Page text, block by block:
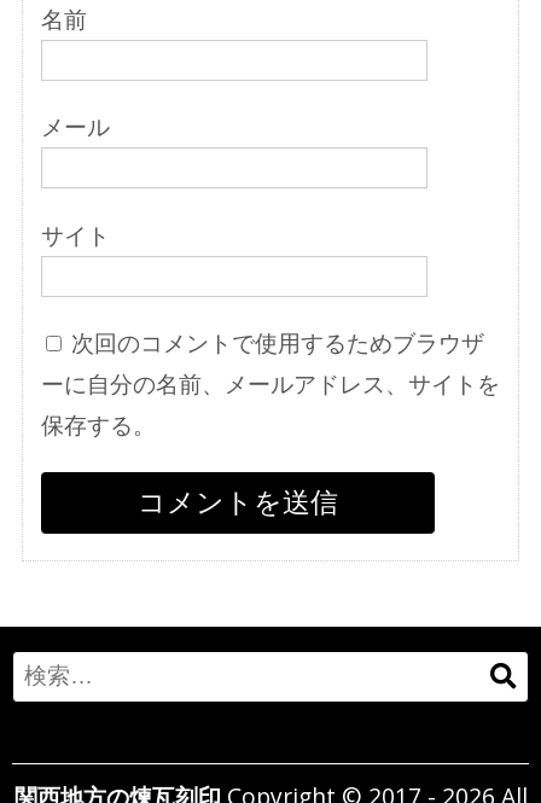
名前
メール
サイト
次回のコメントで使用するためブラウザ
ーに自分の名前、メールアドレス、サイトを
保存する。
Search
for:
関西地方の煉瓦刻印 Copyright © 2017 - 2026 All